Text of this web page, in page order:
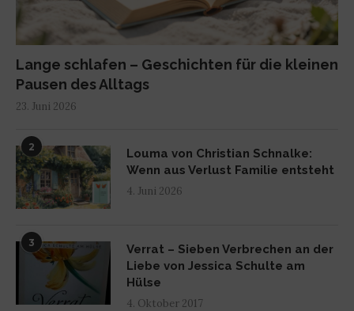
Lange schlafen – Geschichten für die kleinen
Pausen des Alltags
23. Juni 2026
2
Louma von Christian Schnalke:
Wenn aus Verlust Familie entsteht
4. Juni 2026
3
Verrat – Sieben Verbrechen an der
Liebe von Jessica Schulte am
Hülse
4. Oktober 2017